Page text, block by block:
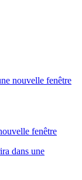
nouvelle fenêtre
fenêtre
dans une